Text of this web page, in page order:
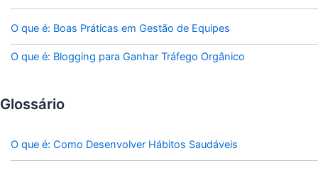
O que é: Boas Práticas em Gestão de Equipes
O que é: Blogging para Ganhar Tráfego Orgânico
Glossário
O que é: Como Desenvolver Hábitos Saudáveis